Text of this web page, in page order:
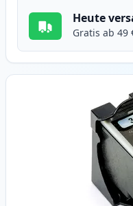
Heute
Gratis ab 49